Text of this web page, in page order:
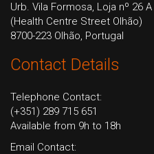
Urb. Vila Formosa, Loja nº 26 A
(Health Centre Street Olhão)
8700-223 Olhão, Portugal
Contact Details
Telephone Contact:
(+351) 289 715 651
Available from 9h to 18h
Email Contact: